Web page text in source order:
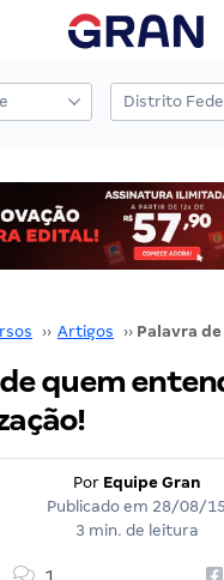
›› Artigos ››
quem
Por Equipe Gran
Publicado em 28/08/15
3 min. de leitura